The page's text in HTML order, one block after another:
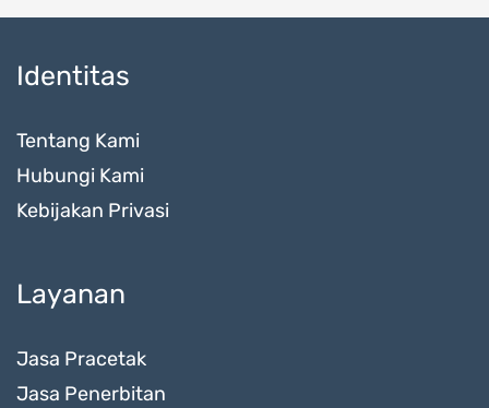
Identitas
Tentang Kami
Hubungi Kami
Kebijakan Privasi
Layanan
Jasa Pracetak
Jasa Penerbitan